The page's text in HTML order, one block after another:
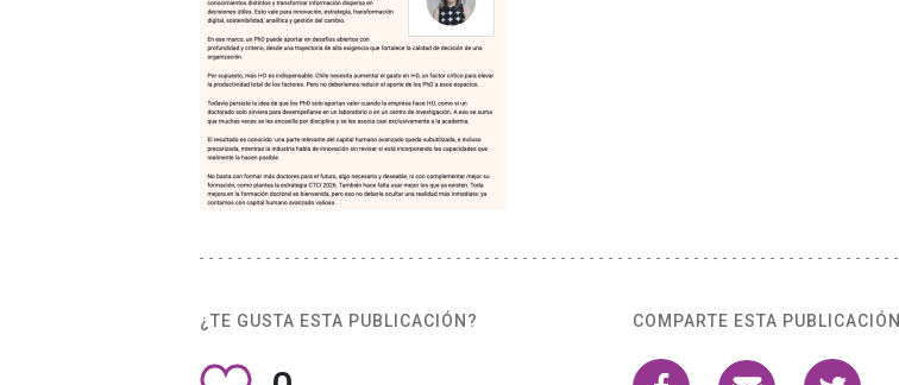
¿TE GUSTA ESTA PUBLICACIÓN? COMPARTE ESTA PUBLICACIÓN